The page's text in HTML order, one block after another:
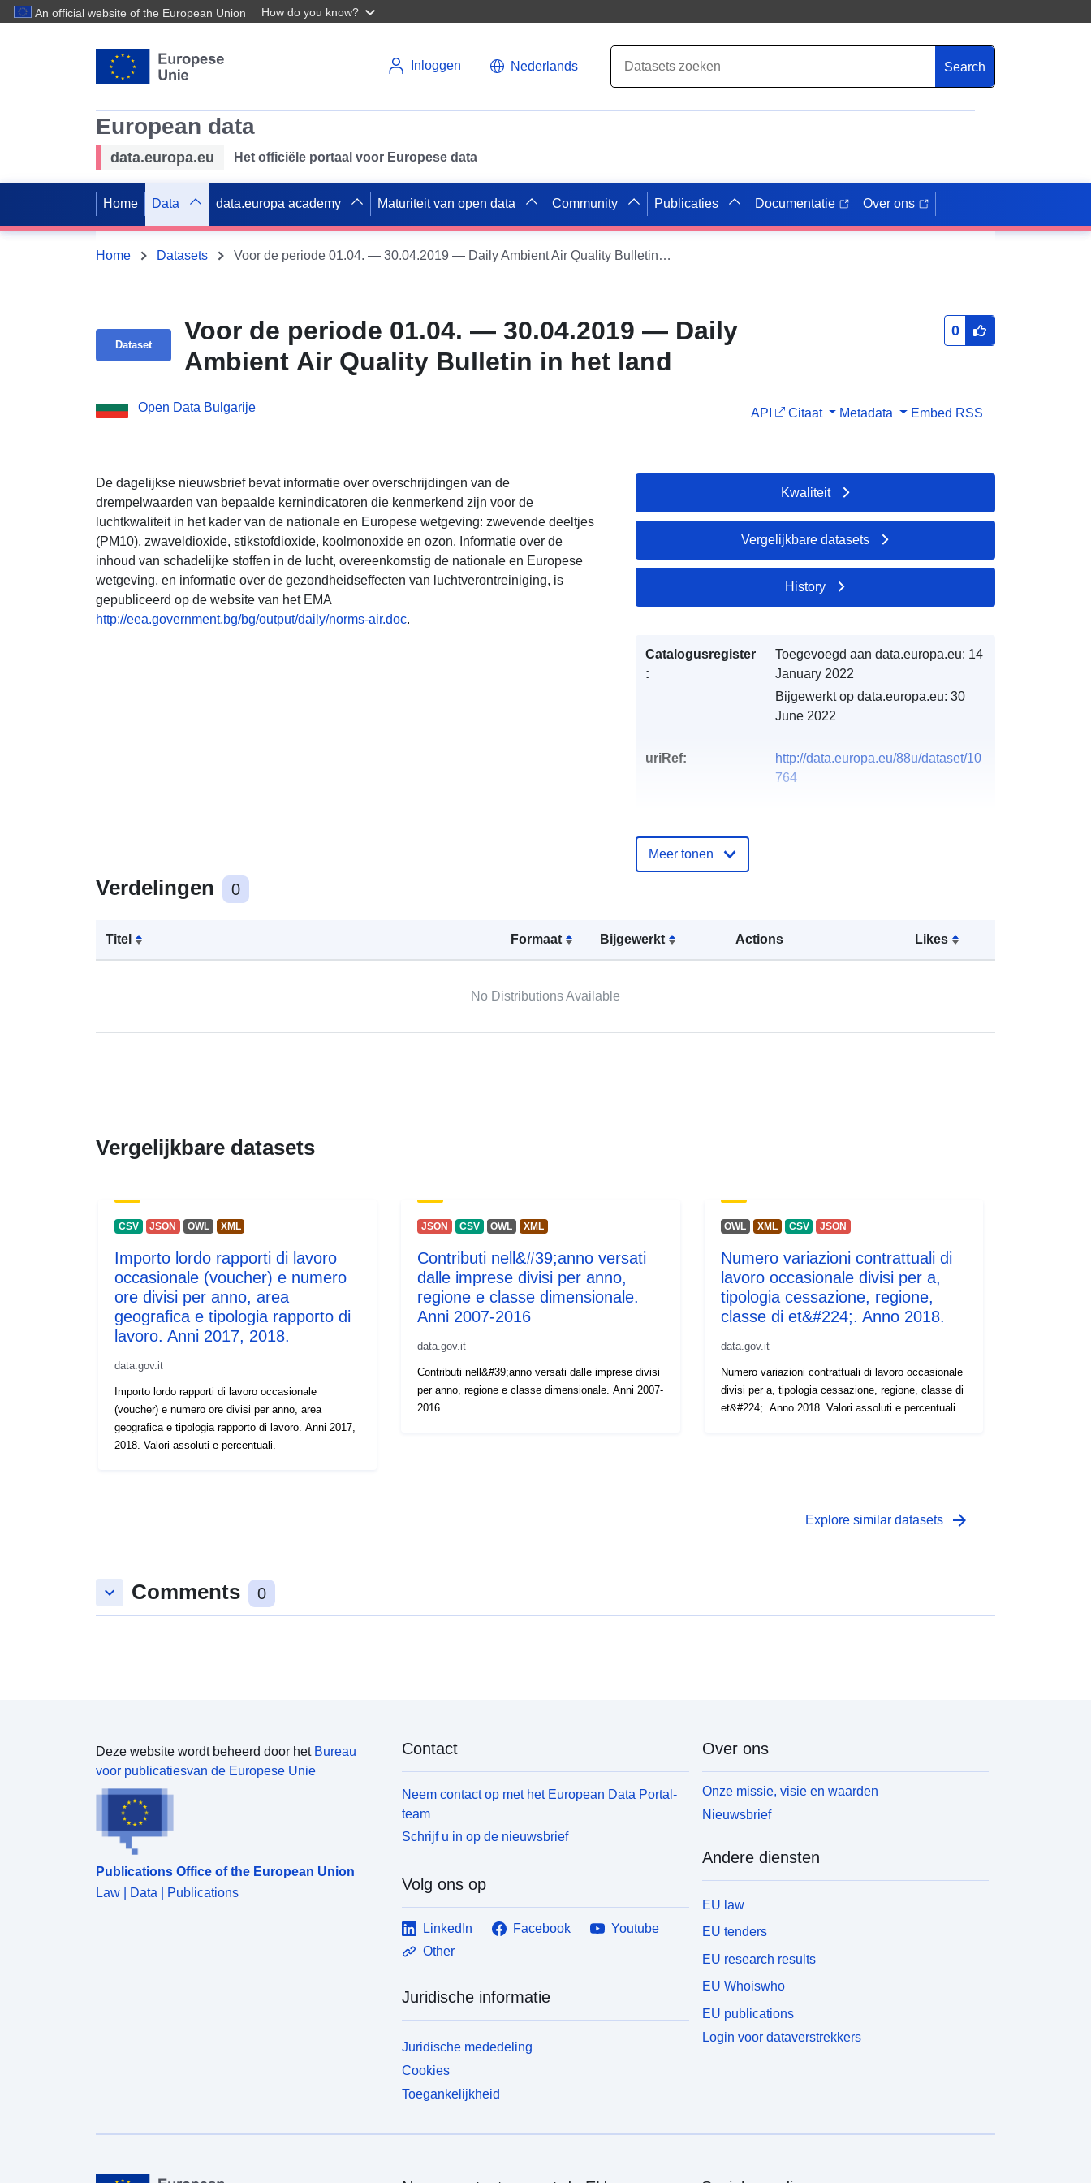
An official website of the European Union How do you know?
Inloggen Nederlands Search
European data
data.europa.eu Het officiële portaal voor Europese data
Home Data data.europa academy Maturiteit van open data Community Publicaties Documentatie Over ons
Home Datasets Voor de periode 01.04. — 30.04.2019 — Daily Ambient Air Quality Bulletin in het land
Dataset
Voor de periode 01.04. — 30.04.2019 — Daily
Ambient Air Quality Bulletin in het land
0
Open Data Bulgarije API Citaat Metadata Embed RSS
De dagelijkse nieuwsbrief bevat informatie over overschrijdingen van de
drempelwaarden van bepaalde kernindicatoren die kenmerkend zijn voor de
luchtkwaliteit in het kader van de nationale en Europese wetgeving: zwevende deeltjes
(PM10), zwaveldioxide, stikstofdioxide, koolmonoxide en ozon. Informatie over de
inhoud van schadelijke stoffen in de lucht, overeenkomstig de nationale en Europese
wetgeving, en informatie over de gezondheidseffecten van luchtverontreiniging, is
gepubliceerd op de website van het EMA
http://eea.government.bg/bg/output/daily/norms-air.doc.
Verdelingen 0
Titel Formaat Bijgewerkt Actions Likes
No Distributions Available
Kwaliteit
Vergelijkbare datasets
History
Catalogusregister
:
Toegevoegd aan data.europa.eu: 14
January 2022
Bijgewerkt op data.europa.eu: 30
June 2022
uriRef:
http://data.europa.eu/88u/dataset/10
764
Meer tonen
Vergelijkbare datasets
CSV JSON OWL XML
Importo lordo rapporti di lavoro
occasionale (voucher) e numero
ore divisi per anno, area
geografica e tipologia rapporto di
lavoro. Anni 2017, 2018.
data.gov.it
Importo lordo rapporti di lavoro occasionale
(voucher) e numero ore divisi per anno, area
geografica e tipologia rapporto di lavoro. Anni 2017,
2018. Valori assoluti e percentuali.
JSON CSV OWL XML
Contributi nell&#39;anno versati
dalle imprese divisi per anno,
regione e classe dimensionale.
Anni 2007-2016
data.gov.it
Contributi nell&#39;anno versati dalle imprese divisi
per anno, regione e classe dimensionale. Anni 2007-
2016
OWL XML CSV JSON
Numero variazioni contrattuali di
lavoro occasionale divisi per a,
tipologia cessazione, regione,
classe di et&#224;. Anno 2018.
data.gov.it
Numero variazioni contrattuali di lavoro occasionale
divisi per a, tipologia cessazione, regione, classe di
et&#224;. Anno 2018. Valori assoluti e percentuali.
Explore similar datasets arrow_forward
keyboard_arrow_down Comments 0
Deze website wordt beheerd door het Bureau
voor publicatiesvan de Europese Unie
Publications Office of the European Union
Law | Data | Publications
Contact
Neem contact op met het European Data Portal-
team
Schrijf u in op de nieuwsbrief
Volg ons op
LinkedIn Facebook
Youtube
Other
Juridische informatie
Juridische mededeling
Cookies
Toegankelijkheid
Over ons
Onze missie, visie en waarden
Nieuwsbrief
Andere diensten
EU law
EU tenders
EU research results
EU Whoiswho
EU publications
Login voor dataverstrekkers